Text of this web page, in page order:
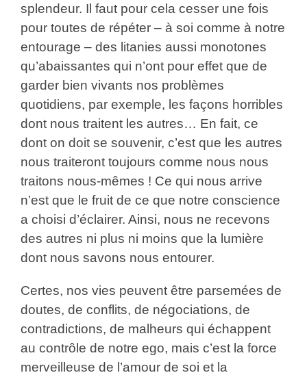
splendeur. Il faut pour cela cesser une fois
pour toutes de répéter – à soi comme à notre
entourage – des litanies aussi monotones
qu’abaissantes qui n’ont pour effet que de
garder bien vivants nos problèmes
quotidiens, par exemple, les façons horribles
dont nous traitent les autres… En fait, ce
dont on doit se souvenir, c’est que les autres
nous traiteront toujours comme nous nous
traitons nous-mêmes ! Ce qui nous arrive
n’est que le fruit de ce que notre conscience
a choisi d’éclairer. Ainsi, nous ne recevons
des autres ni plus ni moins que la lumière
dont nous savons nous entourer.
Certes, nos vies peuvent être parsemées de
doutes, de conflits, de négociations, de
contradictions, de malheurs qui échappent
au contrôle de notre ego, mais c’est la force
merveilleuse de l’amour de soi et la